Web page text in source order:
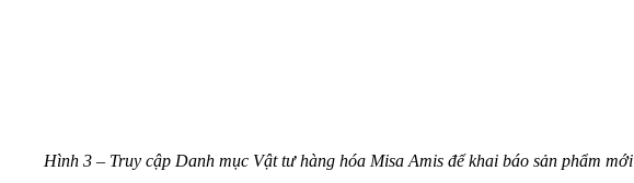
Hình 3 – Truy cập Danh mục Vật tư hàng hóa Misa Amis để khai báo sản phẩm mới